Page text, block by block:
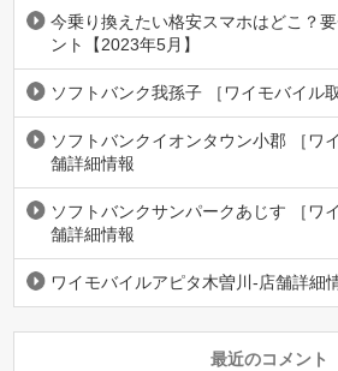
今乗り換えたい格安スマホはどこ？
ント【2023年5月】
ソフトバンク我孫子 ［ワイモバイル
ソフトバンクイオンタウン小郡 ［ワ
舗詳細情報
ソフトバンクサンパークあじす ［ワ
舗詳細情報
ワイモバイルアピタ木曽川-店舗詳細
最近のコメント